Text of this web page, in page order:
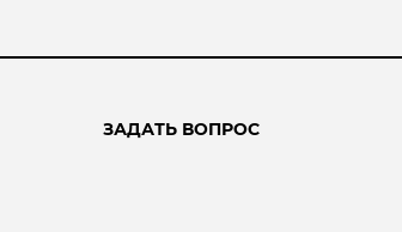
ЗАДАТЬ ВОПРОС